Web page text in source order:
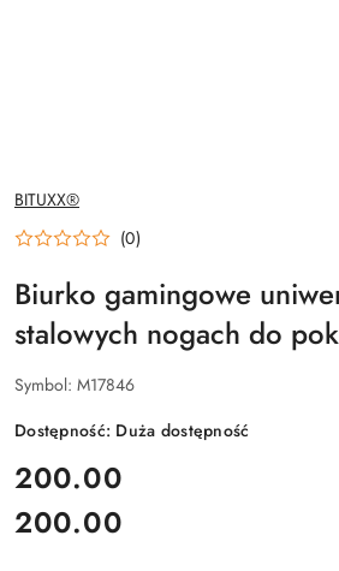
NAZWA
PRODUCENTA:
BITUXX®
(0)
Biurko gamingowe
stalowych nogach do
Symbol: M17846
Dostępność: Duża dostępność
cena:
200.00
Cena:
200.00